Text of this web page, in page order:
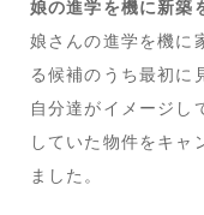
娘の進学を機に新築
娘さんの進学を機に
る候補のうち最初に
自分達がイメージし
していた物件をキャ
ました。